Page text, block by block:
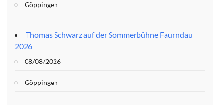
Göppingen
Thomas Schwarz auf der Sommerbühne Faurndau
2026
08/08/2026
Göppingen